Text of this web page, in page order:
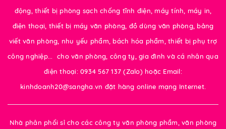
động, thiết bị phòng sạch chống tĩnh điện, máy tính, máy in,
điện thoại, thiết bị máy văn phòng, đồ dùng văn phòng, bảng
viết văn phòng, nhu yếu phẩm, bách hóa phẩm, thiết bị phụ trợ
công nghiệp... cho văn phòng, công ty, gia đình và cá nhân qua
điện thoại: 0934 567 137 (Zalo) hoặc Email:
kinhdoanh20@sangha.vn đặt hàng online mạng Internet.
Nhà phân phối sỉ cho các công ty văn phòng phẩm, văn phòng